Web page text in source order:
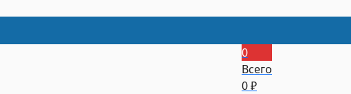
0
Всего
0₽